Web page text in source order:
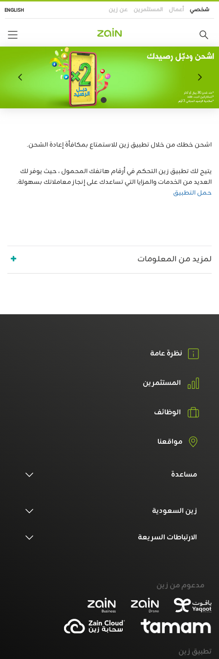
تجاوز
إلى
الرئيسي
شخصي أعمال المستثمرين عن زين ENGLISH
اشحن خطك من خلال تطبيق زين للاستمتاع بمكافأة إعادة الشحن.
يتيح لك تطبيق زين التحكم في أرقام هاتفك المحمول ، حيث يوفر لك
العديد من الخدمات والمزايا التي تساعدك على إنجاز معاملاتك بسهولة.
حمل التطبيق
لمزيد من المعلومات
نظرة عامة
المستثمرين
الوظائف
مواقعنا
مساعدة
زين السعودية
الارتباطات السريعة
مدعوم من زين
تطبيق زين